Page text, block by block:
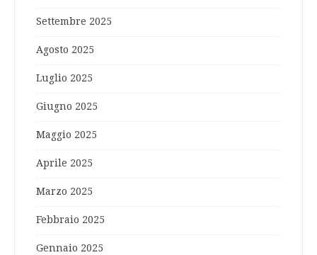
Settembre 2025
Agosto 2025
Luglio 2025
Giugno 2025
Maggio 2025
Aprile 2025
Marzo 2025
Febbraio 2025
Gennaio 2025